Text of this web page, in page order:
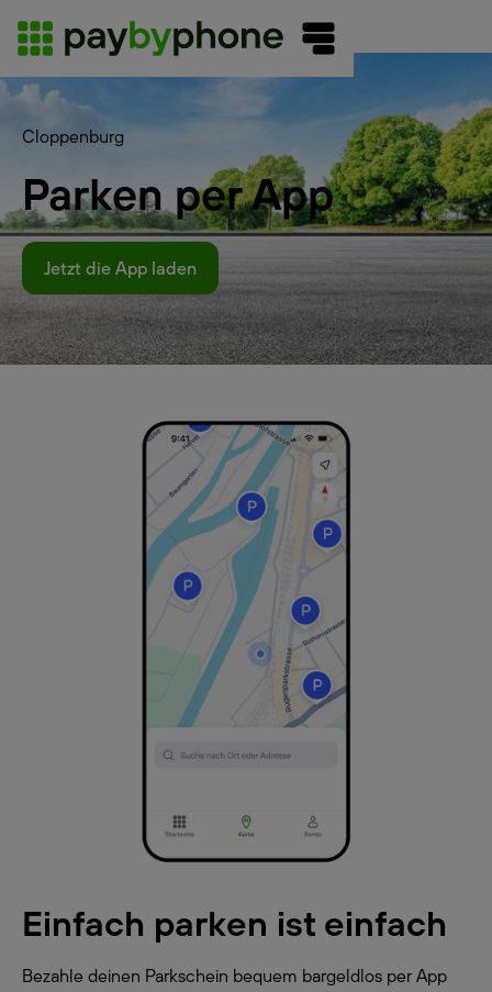
Cloppenburg
Parken per App
Jetzt die App laden
Einfach parken ist einfach
Bezahle deinen Parkschein bequem bargeldlos per App